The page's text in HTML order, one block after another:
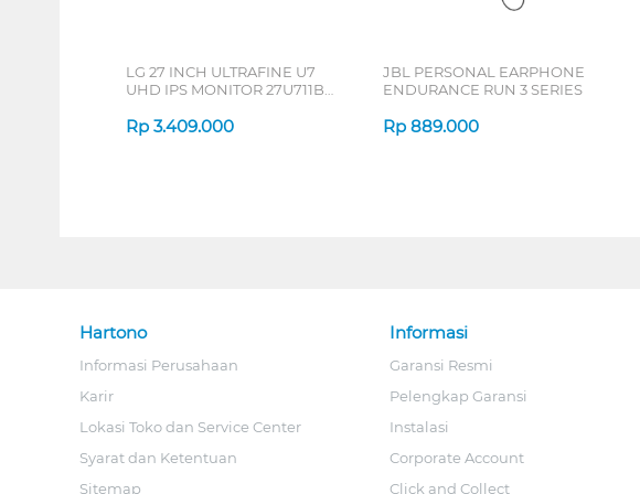
LG 27 INCH ULTRAFINE U7
UHD IPS MONITOR 27U711B-
Rp 3.409.000
JBL PERSONAL EARPHONE
ENDURANCE RUN 3 SERIES
Rp 889.000
Hartono
Informasi Perusahaan
Karir
Lokasi Toko dan Service Center
Syarat dan Ketentuan
Sitemap
Informasi
Garansi Resmi
Pelengkap Garansi
Instalasi
Corporate Account
Click and Collect